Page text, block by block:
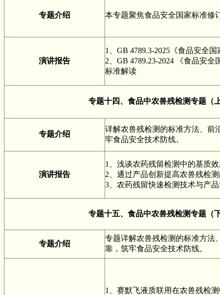
专题介绍 本专题聚焦食品安全国家标准修
演讲报告
1、GB 4789.3-2025《食品安全
2、GB 4789.23-2024 《食品安
标准解读
专题十四、 食品中农兽残检测专题（
专题介绍
详解农兽残检测的标准方法、前
牢食品安全技术防线。
演讲报告
1、浅谈农药残留检测中的基质
2、通过产品创新提高农兽残检
3、农药残留快速检测技术与产
专题十五、 食品中农兽残检测专题（
专题介绍
专题详解农兽残检测的标准方法
靠，筑牢食品安全技术防线。
1、赛默飞液质联用在农兽残检